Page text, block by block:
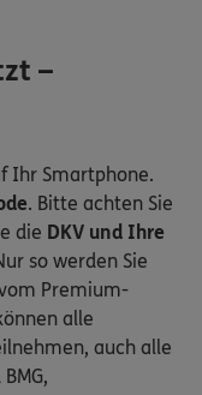
–
Ihr Smartphone.
. Bitte achten Sie
die DKV und Ihre
so werden Sie
Premium-
alle
auch alle